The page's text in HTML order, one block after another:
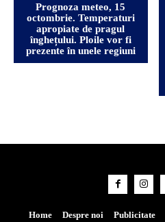
Prognoza meteo, 15
octombrie. Temperaturi
apropiate de pragul
înghețului. Ploile vor fi
prezente în unele regiuni
Home Despre noi Publicitate